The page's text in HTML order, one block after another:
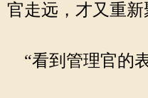
官走远，才又重新
“看到管理官的